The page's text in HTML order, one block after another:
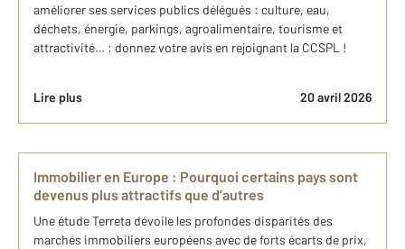
améliorer ses services publics délégués : culture, eau,
déchets, énergie, parkings, agroalimentaire, tourisme et
attractivité… : donnez votre avis en rejoignant la CCSPL !
Lire plus 20 avril 2026
Immobilier en Europe : Pourquoi certains pays sont
devenus plus attractifs que d’autres
Une étude Terreta dévoile les profondes disparités des
marchés immobiliers européens avec de forts écarts de prix,